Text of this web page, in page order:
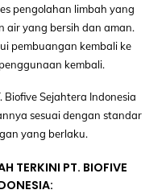
pengolahan limbah yang
air yang bersih dan aman.
pembuangan kembali ke
kembali.
Biofive Sejahtera Indonesia
sesuai dengan standar
yang berlaku.
TERKINI PT. BIOFIVE